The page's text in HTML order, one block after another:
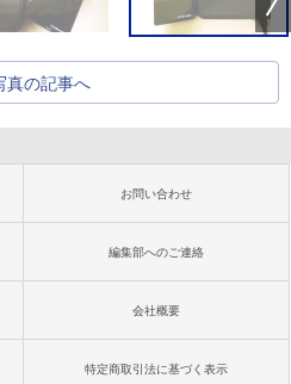
真の記事へ
お問い合わせ
編集部へのご連絡
会社概要
特定商取引法に基づく表示